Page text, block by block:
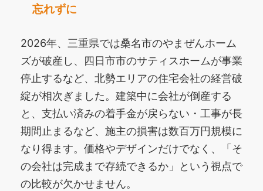
忘れずに
2026年、三重県では桑名市のやまぜんホーム
ズが破産し、四日市市のサティスホームが事業
停止するなど、北勢エリアの住宅会社の経営破
綻が相次ぎました。建築中に会社が倒産する
と、支払い済みの着手金が戻らない・工事が長
期間止まるなど、施主の損害は数百万円規模に
なり得ます。価格やデザインだけでなく、「そ
の会社は完成まで存続できるか」という視点で
の比較が欠かせません。